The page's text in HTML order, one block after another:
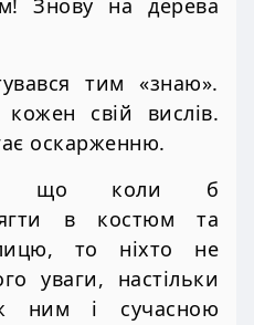
Знову на дерева
тим «знаю».
свій вислів.
оскарженню.
що коли б
в костюм та
то ніхто не
уваги, настільки
ним і сучасною